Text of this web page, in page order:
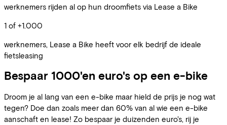
werknemers rijden al op hun droomfiets via Lease a Bike
1 of +1.000
werknemers, Lease a Bike heeft voor elk bedrijf de ideale
fietsleasing
Bespaar 1000'en euro's op een e-bike
Droom je al lang van een e-bike maar hield de prijs je nog wat
tegen? Doe dan zoals meer dan 60% van al wie een e-bike
aanschaft en lease! Zo bespaar je duizenden euro's, rij je